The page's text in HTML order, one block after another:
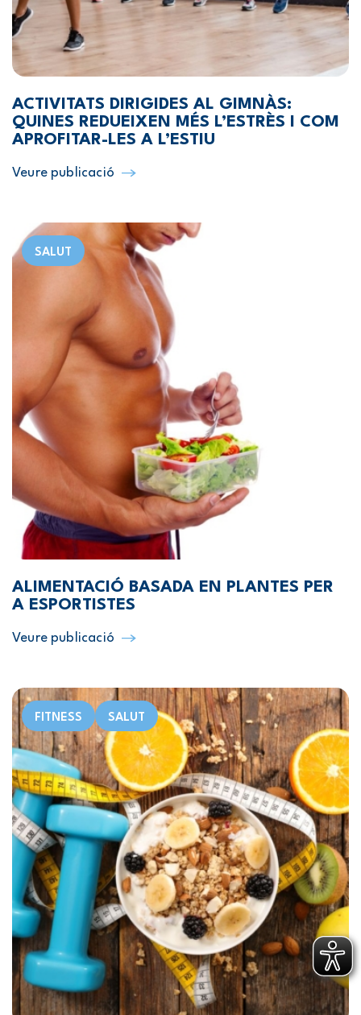
ACTIVITATS DIRIGIDES AL GIMNÀS:
QUINES REDUEIXEN MÉS L’ESTRÈS I COM
APROFITAR-LES A L’ESTIU
Veure publicació
SALUT
ALIMENTACIÓ BASADA EN PLANTES PER
A ESPORTISTES
Veure publicació
FITNESS SALUT